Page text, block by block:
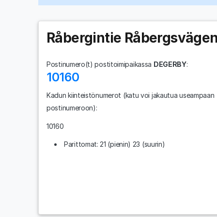
Råbergintie
Postinumero(t) postitoimipaikassa DEGERBY:
10160
Kadun kiinteistönumerot (katu voi jakautua useampaan
postinumeroon):
10160
Parittomat: 21 (pienin) 23 (suurin)